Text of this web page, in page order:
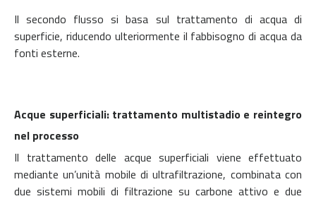
Il secondo flusso si basa sul trattamento di acqua di
superficie, riducendo ulteriormente il fabbisogno di acqua da
fonti esterne.
Acque superficiali: trattamento multistadio e reintegro
nel processo
Il trattamento delle acque superficiali viene effettuato
mediante un’unità mobile di ultrafiltrazione, combinata con
due sistemi mobili di filtrazione su carbone attivo e due